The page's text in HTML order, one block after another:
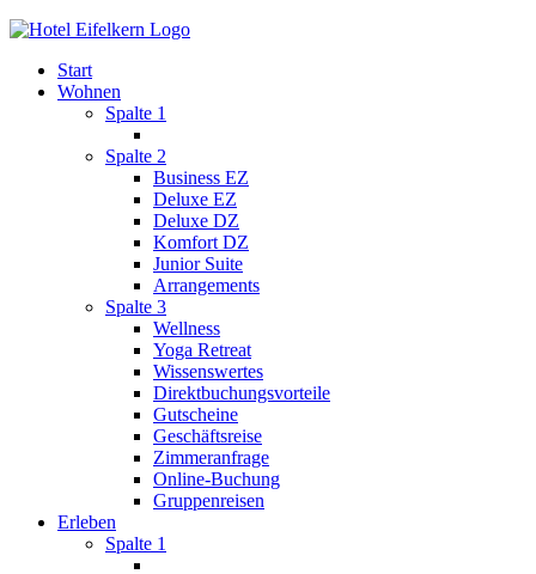
Start
Wohnen
Spalte 1
Spalte 2
Business EZ
Deluxe EZ
Deluxe DZ
Komfort DZ
Junior Suite
Arrangements
Spalte 3
Wellness
Yoga Retreat
Wissenswertes
Direktbuchungsvorteile
Gutscheine
Geschäftsreise
Zimmeranfrage
Online-Buchung
Gruppenreisen
Erleben
Spalte 1